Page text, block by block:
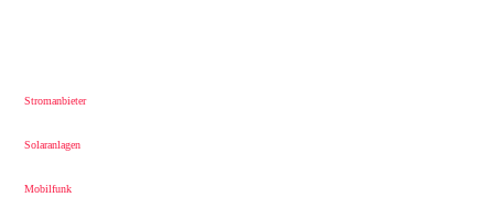
Stromanbieter
Solaranlagen
Mobilfunk